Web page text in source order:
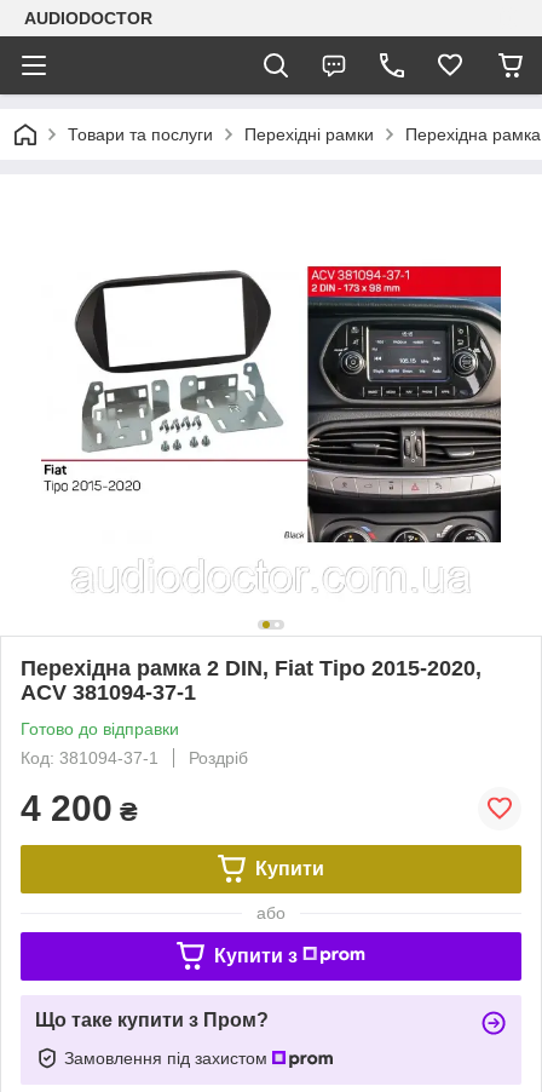
AUDIODOCTOR
Товари та послуги Перехідні рамки Перехідна
Перехідна рамка 2 DIN, Fiat Tipo 2015-2020,
ACV 381094-37-1
Готово до відправки
Код: 381094-37-1
Роздріб
4 200 ₴
Купити
або
Купити з
Що таке купити з Пром?
Замовлення під захистом